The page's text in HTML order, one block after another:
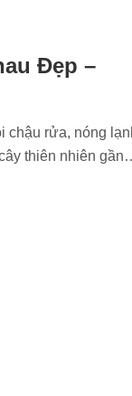
Đẹp –
chậu rửa, nóng
thiên nhiên